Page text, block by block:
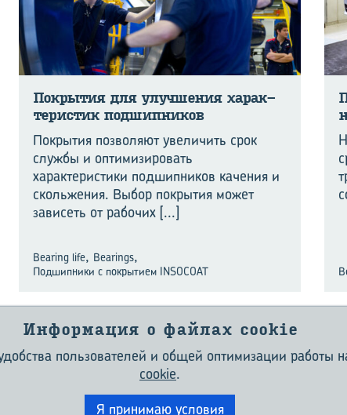
По­кры­тия для улуч­ше­ния ха­рак­
те­ри­стик под­шип­ни­ков
Покрытия позволяют увеличить срок
службы и оптимизировать
характеристики подшипников качения и
скольжения. Выбор покрытия может
зависеть от рабочих [...]
Bearing life, Bearings,
Подшипники с покрытием INSOCOAT
ЖУРНАЛЕ EVOLUTION КОНТАКТЫ
УСЛОВИЯ И ПОЛОЖЕНИЯ
ПОЛИТИКА КОНФИДЕНЦИАЛЬНОСТИ
Информация о файлах сookie
пользователей и общей оптимизации работы
сookie.
Я принимаю условия